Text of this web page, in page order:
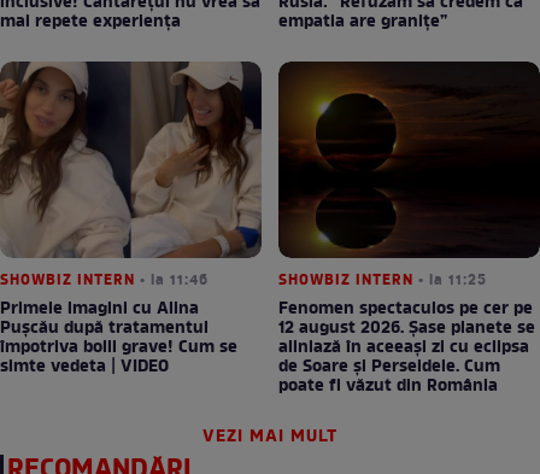
mai repete experiența empatia are granițe”
SHOWBIZ INTERN • la 11:46
Primele imagini cu Alina
Pușcău după tratamentul
împotriva bolii grave! Cum se
simte vedeta | VIDEO
SHOWBIZ INTERN • la 11:25
Fenomen spectaculos pe cer pe
12 august 2026. Șase planete se
aliniază în aceeași zi cu eclipsa
de Soare și Perseidele. Cum
poate fi văzut din România
VEZI MAI MULT